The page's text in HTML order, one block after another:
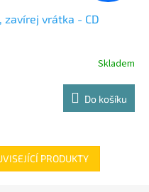
zavírej vrátka - CD
Skladem
Do košíku
PRODUKTY